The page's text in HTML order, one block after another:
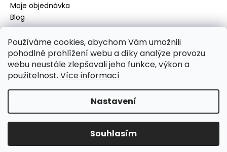
Používáme cookies, abychom Vám umožnili
pohodlné prohlížení webu a díky analýze provozu
webu neustále zlepšovali jeho funkce, výkon a
použitelnost. Více informací
Nastavení
Souhlasím
Moje objednávka
Blog
Kontakt
disamsafety@disamsafety.cz
596 624 947
Sledujte nás na Facebooku